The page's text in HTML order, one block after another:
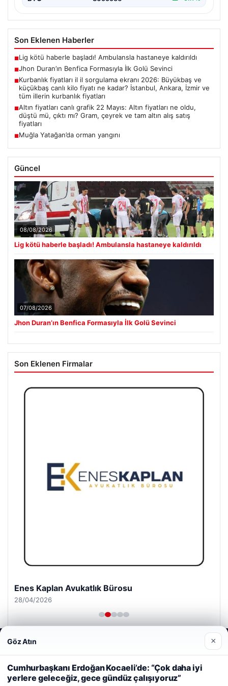
Son Eklenen Haberler
■Lig kötü haberle başladı! Ambulansla hastaneye kaldırıldı
■Jhon Duran’ın Benfica Formasıyla İlk Golü Sevinci
■Kurbanlık fiyatları il il sorgulama ekranı 2026: Büyükbaş ve
küçükbaş canlı kilo fiyatı ne kadar? İstanbul, Ankara, İzmir ve
tüm illerin kurbanlık fiyatları
■Altın fiyatları canlı grafik 22 Mayıs: Altın fiyatları ne oldu,
düştü mü, çıktı mı? Gram, çeyrek ve tam altın alış satış
fiyatları
■Muğla Yatağan’da orman yangını
Güncel
08/08/2026
Lig kötü haberle başladı! Ambulansla hastaneye kaldırıldı
07/08/2026
Jhon Duran’ın Benfica Formasıyla İlk Golü Sevinci
Son Eklenen Firmalar
Enes Kaplan Avukatlık Bürosu
28/04/2026
© 2026 Kitap Oku – Güncel Haberler
Web sitemizi nasıl kullandığınızı daha iyi anlayabilmek,
deneyiminizi kişiselleştirmek ve geliştirmek amacıyla çerezler
kullanıyoruz.
Çerez Politikamız
Reddet Kabul Et
Göz Atın ×
Cumhurbaşkanı Erdoğan Kocaeli’de: “Çok daha iyi
yerlere geleceğiz, gece gündüz çalışıyoruz”